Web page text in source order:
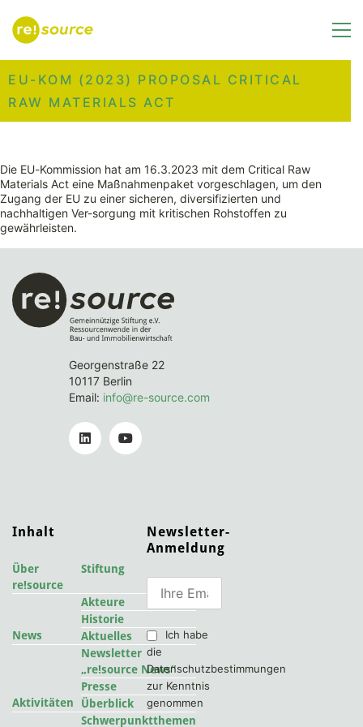
EU-KOM (2023) PROPOSAL CRITICAL
RAW MATERIALS ACT
Die EU-Kommission hat am 16.3.2023 mit dem Critical Raw
Materials Act eine Maßnahmenpaket vorgeschlagen, um den
Zugang der EU zu einer sicheren, diversifizierten und
nachhaltigen Ver-sorgung mit kritischen Rohstoffen zu
gewährleisten.
Georgenstraße 22
10117 Berlin
Email: info@re-source.com
Inhalt
Über
re!source
Stiftung
Akteure
Historie
News
Aktuelles
Newsletter
„re!source News“
Presse
Aktivitäten
Überblick
Schwerpunktthemen
Newsletter-
Anmeldung
Ich habe
die
Datenschutzbestimmungen
zur Kenntnis
genommen